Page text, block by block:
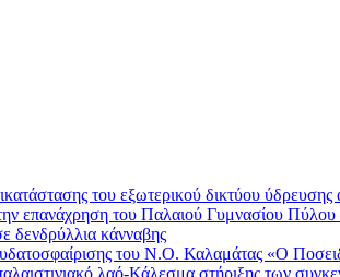
του εξωτερικού δικτύου ύδρευσης
επανάχρηση του Παλαιού Γυμνασίου Πύλου
δενδρύλλια κάνναβης
υδατοσφαίρισης του Ν.Ο. Καλαμάτας «Ο